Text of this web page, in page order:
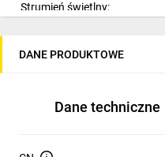
Strumień świetlny:
Materiał dodatkowy:
Szerokość:
Modyfikacja wysokości:
DANE PRODUKTOWE
Dane techniczne